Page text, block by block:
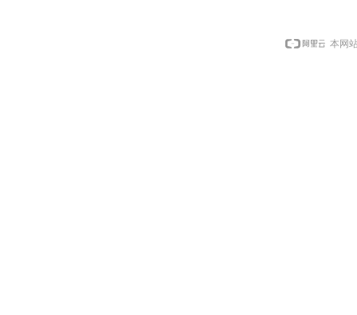
本网